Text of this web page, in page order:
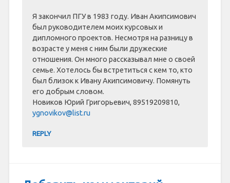
Я закончил ПГУ в 1983 году. Иван Акипсимович
был руководителем моих курсовых и
дипломного проектов. Несмотря на разницу в
возрасте у меня с ним были дружеские
отношения. Он много рассказывал мне о своей
семье. Хотелось бы встретиться с кем то, кто
был близок к Ивану Акипсимовичу. Помянуть
его добрым словом.
Новиков Юрий Григорьевич, 89519209810,
ygnovikov@list.ru
REPLY